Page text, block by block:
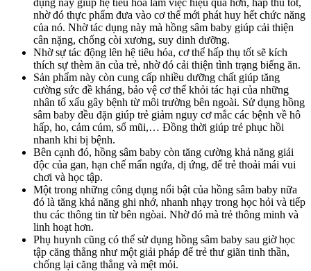
dụng này giúp hệ tiêu hóa làm việc hiệu quả hơn, hấp thu tốt,
nhờ đó thực phẩm đưa vào cơ thể mới phát huy hết chức năng
của nó. Nhờ tác dụng này mà hồng sâm baby giúp cải thiện
cân nặng, chống còi xương, suy dinh dưỡng.
Nhờ sự tác động lên hệ tiêu hóa, cơ thể hấp thụ tốt sẽ kích
thích sự thèm ăn của trẻ, nhờ đó cải thiện tình trạng biếng ăn.
Sản phẩm này còn cung cấp nhiều dưỡng chất giúp tăng
cường sức đề kháng, bảo vệ cơ thể khỏi tác hại của những
nhân tố xấu gây bệnh từ môi trường bên ngoài. Sử dụng hồng
sâm baby đều đặn giúp trẻ giảm nguy cơ mắc các bệnh về hô
hấp, ho, cảm cúm, sổ mũi,… Đồng thời giúp trẻ phục hồi
nhanh khi bị bệnh.
Bên cạnh đó, hồng sâm baby còn tăng cường khả năng giải
độc của gan, hạn chế mẩn ngứa, dị ứng, để trẻ thoải mái vui
chơi và học tập.
Một trong những công dụng nổi bật của hồng sâm baby nữa
đó là tăng khả năng ghi nhớ, nhanh nhạy trong học hỏi và tiếp
thu các thông tin từ bên ngòai. Nhờ đó mà trẻ thông minh và
linh hoạt hơn.
Phụ huynh cũng có thể sử dụng hồng sâm baby sau giờ học
tập căng thẳng như một giải pháp để trẻ thư giãn tinh thần,
chống lại căng thẳng và mệt mỏi.